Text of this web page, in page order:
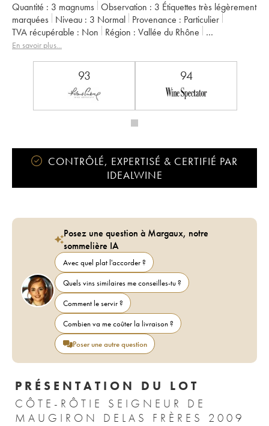
Quantité : 3 magnums Observation : 3 Étiquettes très légèrement
marquées
Niveau : 3 Normal Provenance : particulier
TVA récupérable :
non Région :
Vallée du Rhône
Appellation :
En savoir plus...
93 94
CONTRÔLÉ, EXPERTISÉ & CERTIFIÉ PAR
IDEALWINE
Posez une question à Margaux, notre
sommelière IA
Avec quel plat l'accorder ?
Quels vins similaires me conseilles-tu ?
Comment le servir ?
Combien va me coûter la livraison ?
Poser une autre question
PRÉSENTATION DU LOT
CÔTE-RÔTIE SEIGNEUR DE
MAUGIRON DELAS FRÈRES 2009